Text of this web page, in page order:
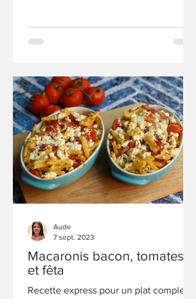
Macaronis bacon, tomates
et fêta
Recette express pour un plat complet,
Aude
7 sept. 2023